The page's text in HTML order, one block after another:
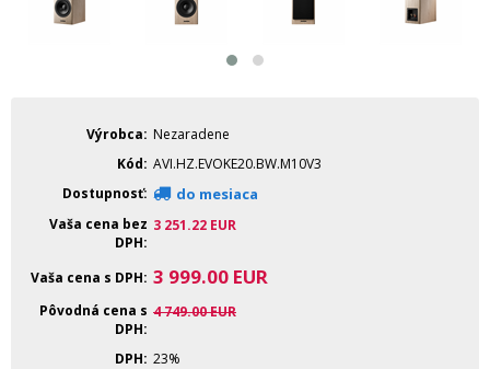
Výrobca
Nezaradene
Kód AVI.HZ.EVOKE20.BW.M10V3
Dostupnosť
do mesiaca
Vaša cena bez
DPH
3 251.22 EUR
Vaša cena s DPH 3 999.00 EUR
Pôvodná cena s
DPH
4 749.00EUR
DPH 23%